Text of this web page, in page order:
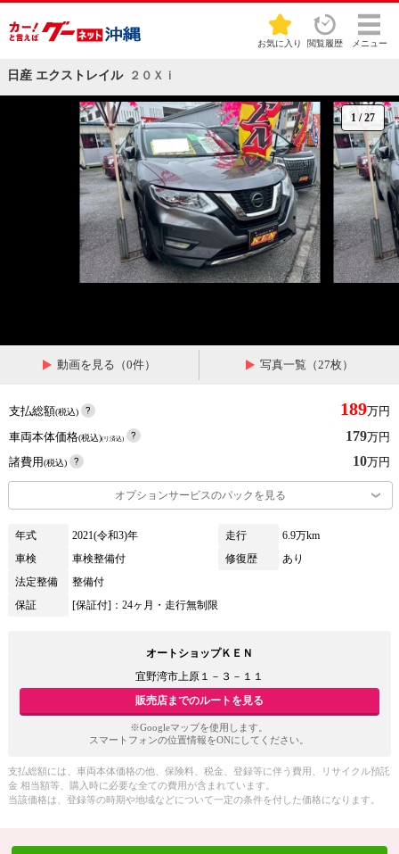
お気に入り 閲覧履歴 メニュー
日産 エクストレイル ２０Ｘｉ
1 /27
動画を見る（0件） 写真一覧（27枚）
支払総額(税込) 189万円
車両本体価格(税込)(リ済込) 179万円
諸費用(税込) 10万円
オプションサービスのパックを見る
年式 2021(令和3)年 走行
6.9万km
車検
車検整備付 修復歴
あり
法定整備
整備付
保証
[保証付]：24ヶ月・走行無制限
オートショップＫＥＮ
宜野湾市上原１－３－１１
販売店までのルートを見る
※Googleマップを使用します。
スマートフォンの位置情報をONにしてください。
支払総額には、車両本体価格の他、保険料、税金、登録等に伴う費用、リサイクル預託
金 相当額等、購入時に必要な全ての費用が含まれています。
当該価格は、登録等の時期や地域などについて一定の条件を付した価格になります。